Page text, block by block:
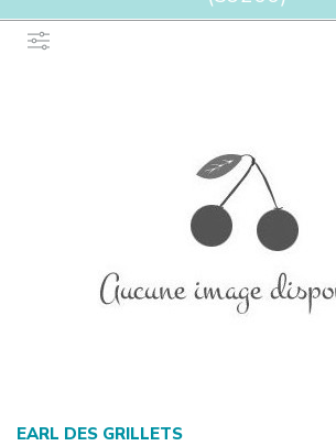
EARL DES GRILLETS